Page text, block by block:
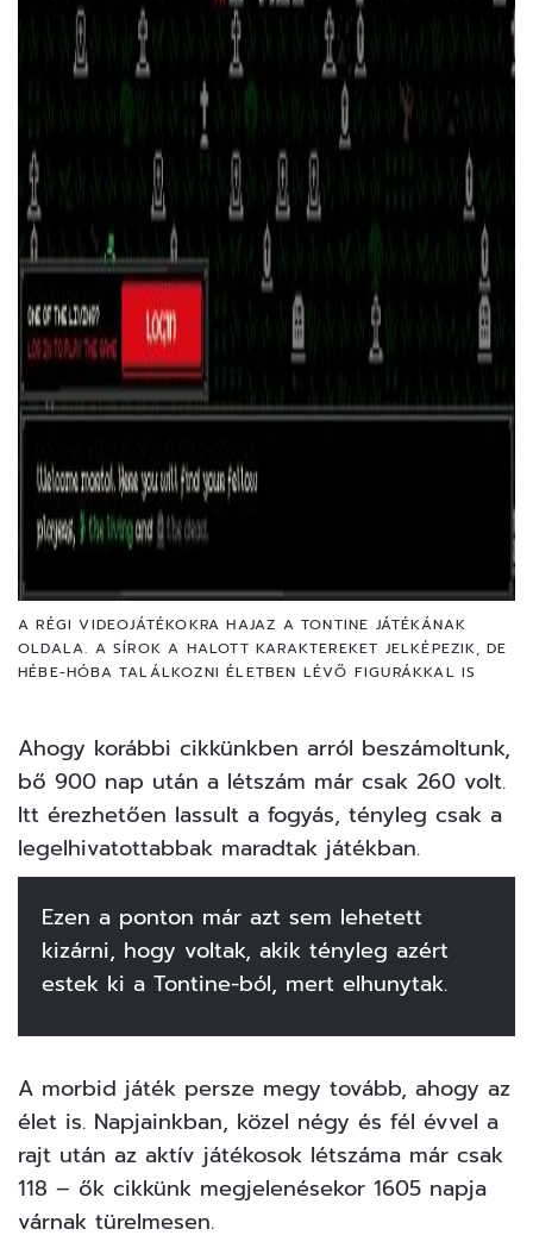
A RÉGI VIDEOJÁTÉKOKRA HAJAZ A TONTINE JÁTÉKÁNAK
OLDALA. A SÍROK A HALOTT KARAKTEREKET JELKÉPEZIK, DE
HÉBE-HÓBA TALÁLKOZNI ÉLETBEN LÉVŐ FIGURÁKKAL IS
Ahogy korábbi cikkünkben arról beszámoltunk,
bő 900 nap után a létszám már csak 260 volt.
Itt érezhetően lassult a fogyás, tényleg csak a
legelhivatottabbak maradtak játékban.
Ezen a ponton már azt sem lehetett
kizárni, hogy voltak, akik tényleg azért
estek ki a Tontine-ból, mert elhunytak.
A morbid játék persze megy tovább, ahogy az
élet is. Napjainkban, közel négy és fél évvel a
rajt után az aktív játékosok létszáma már csak
118 – ők cikkünk megjelenésekor 1605 napja
várnak türelmesen.